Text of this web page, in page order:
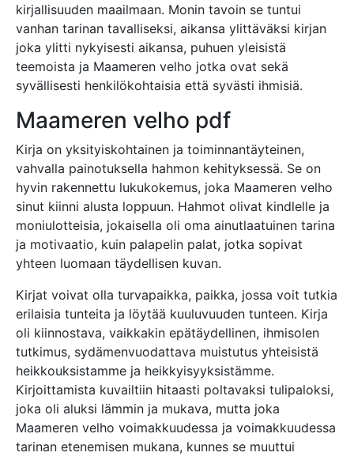
kirjallisuuden maailmaan. Monin tavoin se tuntui
vanhan tarinan tavalliseksi, aikansa ylittäväksi kirjan
joka ylitti nykyisesti aikansa, puhuen yleisistä
teemoista ja Maameren velho jotka ovat sekä
syvällisesti henkilökohtaisia että syvästi ihmisiä.
Maameren velho pdf
Kirja on yksityiskohtainen ja toiminnantäyteinen,
vahvalla painotuksella hahmon kehityksessä. Se on
hyvin rakennettu lukukokemus, joka Maameren velho
sinut kiinni alusta loppuun. Hahmot olivat kindlelle ja
moniulotteisia, jokaisella oli oma ainutlaatuinen tarina
ja motivaatio, kuin palapelin palat, jotka sopivat
yhteen luomaan täydellisen kuvan.
Kirjat voivat olla turvapaikka, paikka, jossa voit tutkia
erilaisia tunteita ja löytää kuuluvuuden tunteen. Kirja
oli kiinnostava, vaikkakin epätäydellinen, ihmisolen
tutkimus, sydämenvuodattava muistutus yhteisistä
heikkouksistamme ja heikkyisyyksistämme.
Kirjoittamista kuvailtiin hitaasti poltavaksi tulipaloksi,
joka oli aluksi lämmin ja mukava, mutta joka
Maameren velho voimakkuudessa ja voimakkuudessa
tarinan etenemisen mukana, kunnes se muuttui